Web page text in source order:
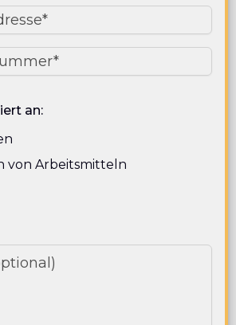
an:
von Arbeitsmitteln